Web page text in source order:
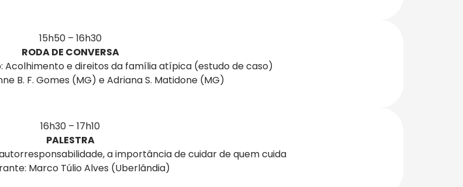
15h50 – 16h30
RODA DE CONVERSA
Acolhimento e direitos da família atípica (estudo de caso)
B. F. Gomes (MG) e Adriana S. Matidone (MG)
16h30 – 17h10
PALESTRA
a importância de cuidar de quem cuida
Marco Túlio Alves (Uberlândia)